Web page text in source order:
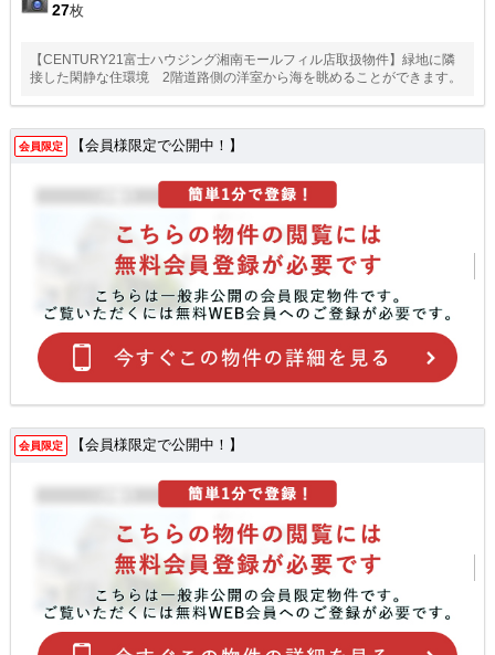
27枚
【CENTURY21富士ハウジング湘南モールフィル店取扱物件】緑地に隣
接した閑静な住環境 2階道路側の洋室から海を眺めることができます。
会員限定 【会員様限定で公開中！】
会員限定 【会員様限定で公開中！】